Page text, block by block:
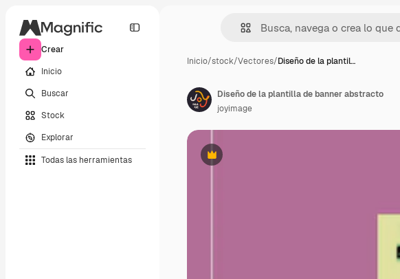
Crear
Inicio
Buscar
Stock
Explorar
Todas las herramientas
Inicio/stock/Vectores/Diseño de la plantil…
Premium
Diseño de la plantilla de banner abstracto
joyimage